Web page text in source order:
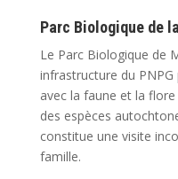
Parc Biologique de
Le Parc Biologique de
infrastructure du
avec la faune et la
des espèces
constitue une visite
famille.